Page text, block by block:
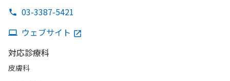
03-3387-5421
ウェブサイト
対応診療科
皮膚科